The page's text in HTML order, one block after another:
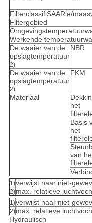
FilterclassifiSAARie/
Filtergebied
Werkende
De waaier van de
opslagtemperatuur
2)
NBR
De waaier van de
opslagtemperatuur
2)
FKM
Materiaal
het
Basis
het
van
1)verwijst naar niet-
2)max. relatieve
1)verwijst naar niet-
2)max. relatieve
Hydraulisch